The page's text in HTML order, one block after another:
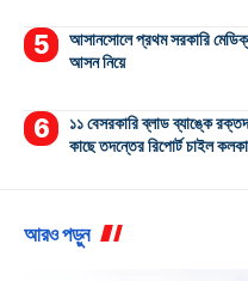
আসানসোলে প্রথম সরকারি
আসন নিয়ে
১১ বেসরকারি ব্লাড ব্যাঙ্কে
কাছে তদন্তের রিপোর্ট চাইল
আরও পড়ুন